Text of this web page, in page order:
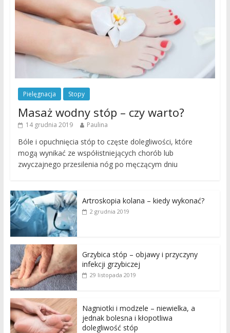
Pielęgnacja Stopy
Masaż wodny stóp – czy warto?
14 grudnia 2019 Paulina
Bóle i opuchnięcia stóp to częste dolegliwości, które
mogą wynikać ze współistniejących chorób lub
zwyczajnego przesilenia nóg po męczącym dniu
Artroskopia kolana – kiedy wykonać?
2 grudnia 2019
Grzybica stóp – objawy i przyczyny
infekcji grzybiczej
29 listopada 2019
Nagniotki i modzele – niewielka, a
jednak bolesna i kłopotliwa
dolegliwość stóp